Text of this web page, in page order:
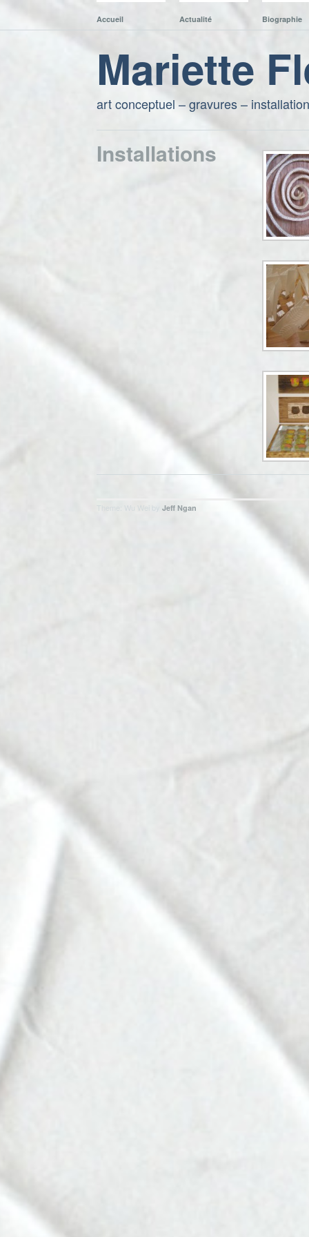
Accueil Actualité Biographie
Mariette
art conceptuel – gravures –
Installations
Theme: Wu Wei by Jeff Ngan